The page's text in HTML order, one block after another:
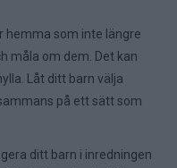
hemma som inte längre
måla om dem. Det kan
Låt ditt barn välja
på ett sätt som
ditt barn i inredningen